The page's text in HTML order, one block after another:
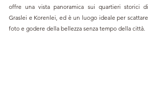
offre una vista panoramica sui quartieri storici di
Graslei e Korenlei, ed è un luogo ideale per scattare
foto e godere della bellezza senza tempo della città.